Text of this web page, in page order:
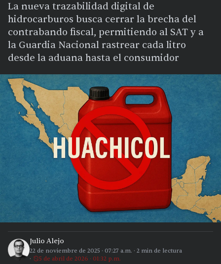
La nueva trazabilidad digital de
hidrocarburos busca cerrar la brecha del
contrabando fiscal, permitiendo al SAT y a
la Guardia Nacional rastrear cada litro
desde la aduana hasta el consumidor
Julio Alejo
22 de noviembre de 2025 · 07:27 a.m. · 2 min de lectura
5 de abril de 2026 · 01:32 p.m.